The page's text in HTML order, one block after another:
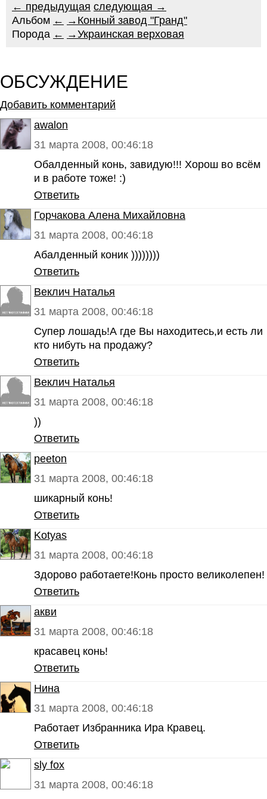
← предыдущая следующая →
Альбом ← → Конный завод "Гранд"
Порода ← →Украинская верховая
ОБСУЖДЕНИЕ
Добавить комментарий
awalon
31 марта 2008, 00:46:18
Обалденный конь, завидую!!! Хорош во всём
и в работе тоже! :)
Ответить
Горчакова Алена Михайловна
31 марта 2008, 00:46:18
Абалденный коник ))))))))
Ответить
Веклич Наталья
31 марта 2008, 00:46:18
Супер лошадь!А где Вы находитесь,и есть ли
кто нибуть на продажу?
Ответить
Веклич Наталья
31 марта 2008, 00:46:18
))
Ответить
peeton
31 марта 2008, 00:46:18
шикарный конь!
Ответить
Kotyas
31 марта 2008, 00:46:18
Здорово работаете!Конь просто великолепен!
Ответить
акви
31 марта 2008, 00:46:18
красавец конь!
Ответить
Нина
31 марта 2008, 00:46:18
Работает Избранника Ира Кравец.
Ответить
sly fox
31 марта 2008, 00:46:18